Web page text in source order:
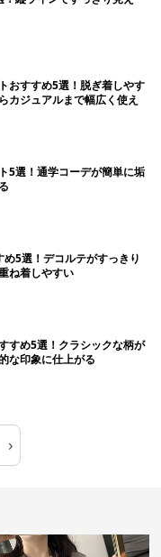
おすすめ5選！脱ぎ着しやす
カジュアルまで幅広く使え
5選！通学コーデが簡単に垢
5選！デコルテがすっきり
ね着しやすい
すめ5選！クラシックな柄が
な印象に仕上がる
›